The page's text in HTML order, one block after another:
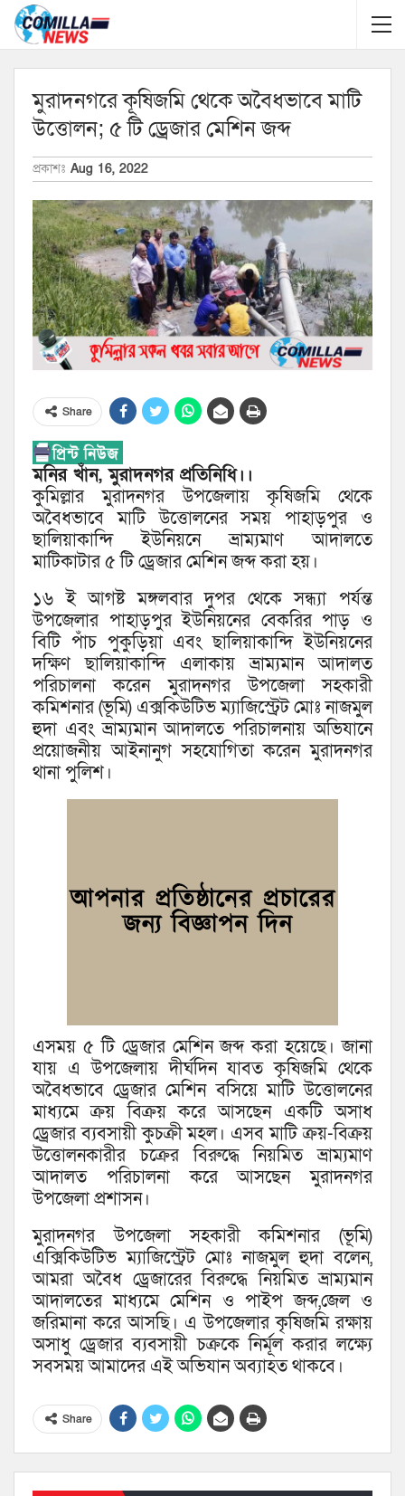
মুরাদনগরে কূষিজমি থেকে অবৈধভাবে মাটি
উত্তোলন; ৫ টি ড্রেজার মেশিন জব্দ
প্রকাশঃ Aug 16, 2022
Share
মনির খাঁন, মুরাদনগর প্রতিনিধি।।
কুমিল্লার মুরাদনগর উপজেলায় কৃষিজমি থেকে
অবৈধভাবে মাটি উত্তোলনের সময় পাহাড়পুর ও
ছালিয়াকান্দি ইউনিয়নে ভ্রাম্যমাণ আদালতে
মাটিকাটার ৫ টি ড্রেজার মেশিন জব্দ করা হয়।
১৬ ই আগষ্ট মঙ্গলবার দুপর থেকে সন্ধ্যা পর্যন্ত
উপজেলার পাহাড়পুর ইউনিয়নের বেকরির পাড় ও
বিটি পাঁচ পুকুড়িয়া এবং ছালিয়াকান্দি ইউনিয়নের
দক্ষিণ ছালিয়াকান্দি এলাকায় ভ্রাম্যমান আদালত
পরিচালনা করেন মুরাদনগর উপজেলা সহকারী
কমিশনার (ভূমি) এক্সকিউটিভ ম্যাজিস্ট্রেট মোঃ নাজমুল
হুদা এবং ভ্রাম্যমান আদালতে পরিচালনায় অভিযানে
প্রয়োজনীয় আইনানুগ সহযোগিতা করেন মুরাদনগর
থানা পুলিশ।
এসময় ৫ টি ড্রেজার মেশিন জব্দ করা হয়েছে। জানা
যায় এ উপজেলায় দীর্ঘদিন যাবত কৃষিজমি থেকে
অবৈধভাবে ড্রেজার মেশিন বসিয়ে মাটি উত্তোলনের
মাধ্যমে ক্রয় বিক্রয় করে আসছেন একটি অসাধ
ড্রেজার ব্যবসায়ী কুচক্রী মহল। এসব মাটি ক্রয়-বিক্রয়
উত্তোলনকারীর চক্রের বিরুদ্ধে নিয়মিত ভ্রাম্যমাণ
আদালত পরিচালনা করে আসছেন মুরাদনগর
উপজেলা প্রশাসন।
মুরাদনগর উপজেলা সহকারী কমিশনার (ভূমি)
এক্সিকিউটিভ ম্যাজিস্ট্রেট মোঃ নাজমুল হুদা বলেন,
আমরা অবৈধ ড্রেজারের বিরুদ্ধে নিয়মিত ভ্রাম্যমান
আদালতের মাধ্যমে মেশিন ও পাইপ জব্দ,জেল ও
জরিমানা করে আসছি। এ উপজেলার কৃষিজমি রক্ষায়
অসাধু ড্রেজার ব্যবসায়ী চক্রকে নির্মূল করার লক্ষ্যে
সবসময় আমাদের এই অভিযান অব্যাহত থাকবে।
Share